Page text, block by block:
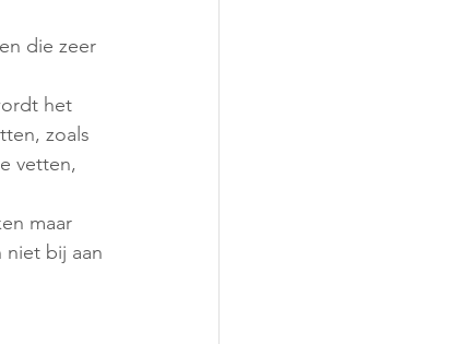
die zeer
het
zoals
vetten,
maar
bij aan